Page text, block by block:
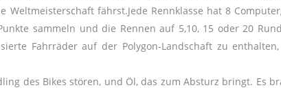
fährst.Jede Rennklasse hat 8
sammeln und die Rennen auf 5,10, 15 oder 20
Fahrräder auf der Polygon-Landschaft zu
des Bikes stören, und Öl, das zum Absturz bringt. Es